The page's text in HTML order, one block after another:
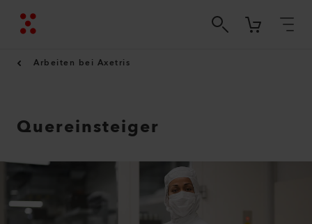
Arbeiten bei Axetris
Quereinsteiger